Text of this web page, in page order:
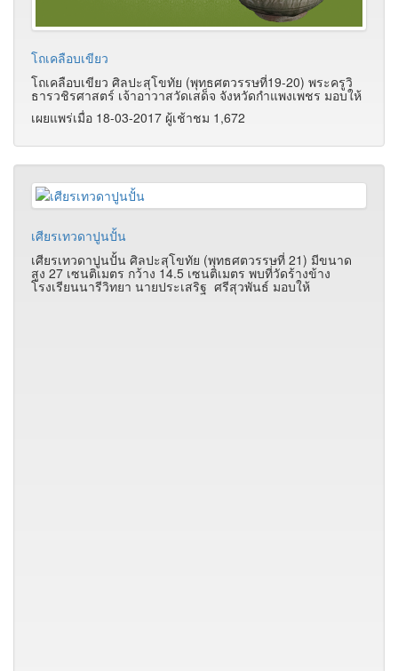
โถเคลือบเขียว
โถเคลือบเขียว ศิลปะสุโขทัย (พุทธศตวรรษที่19-20) พระครูวิ
ธารวชิรศาสตร์ เจ้าอาวาสวัดเสด็จ จังหวัดกำแพงเพชร มอบให้
เผยแพร่เมื่อ 18-03-2017 ผู้เช้าชม 1,672
เศียรเทวดาปูนปั้น
เศียรเทวดาปูนปั้น ศิลปะสุโขทัย (พุทธศตวรรษที่ 21) มีขนาด
สูง 27 เซนติเมตร กว้าง 14.5 เซนติเมตร พบที่วัดร้างข้าง
โรงเรียนนารีวิทยา นายประเสริฐ ศรีสุวพันธ์ มอบให้